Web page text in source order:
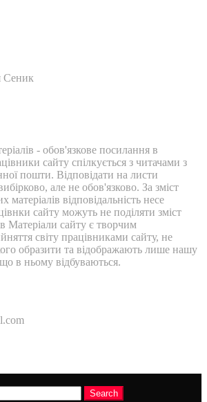
Сеник
- обов'язкове посилання в
сайту спілкується з читачами з
пошти. Відповідати на листи
але не обов'язково. За зміст
відповідальність несе
сайту можуть не поділяти зміст
Матеріали сайту є творчим
світу працівниками сайту, не
образити та відображають лише нашу
що в ньому відбуваються.
Search